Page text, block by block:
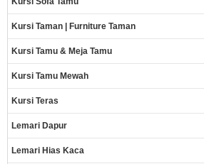
Kursi Taman | Furniture Taman
Kursi Tamu & Meja Tamu
Kursi Tamu Mewah
Kursi Teras
Lemari Dapur
Lemari Hias Kaca